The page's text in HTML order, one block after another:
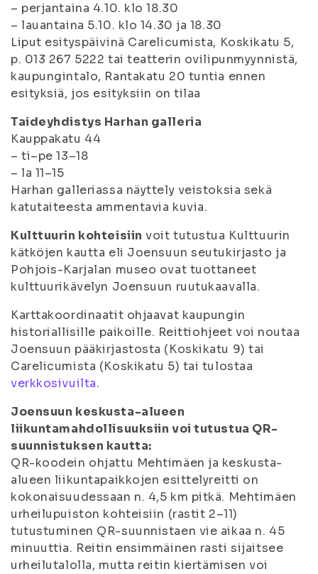
– perjantaina 4.10. klo 18.30
– lauantaina 5.10. klo 14.30 ja 18.30
Liput esityspäivinä Carelicumista, Koskikatu 5,
p. 013 267 5222 tai teatterin ovilipunmyynnistä,
kaupungintalo, Rantakatu 20 tuntia ennen
esityksiä, jos esityksiin on tilaa
Taideyhdistys Harhan galleria
Kauppakatu 44
– ti–pe 13–18
– la 11–15
Harhan galleriassa näyttely veistoksia sekä
katutaiteesta ammentavia kuvia.
Kulttuurin kohteisiin voit tutustua Kulttuurin
kätköjen kautta eli Joensuun seutukirjasto ja
Pohjois-Karjalan museo ovat tuottaneet
kulttuurikävelyn Joensuun ruutukaavalla.
Karttakoordinaatit ohjaavat kaupungin
historiallisille paikoille. Reittiohjeet voi noutaa
Joensuun pääkirjastosta (Koskikatu 9) tai
Carelicumista (Koskikatu 5) tai tulostaa
verkkosivuilta.
Joensuun keskusta-alueen
liikuntamahdollisuuksiin voi tutustua QR-
suunnistuksen kautta:
QR-koodein ohjattu Mehtimäen ja keskusta-
alueen liikuntapaikkojen esittelyreitti on
kokonaisuudessaan n. 4,5 km pitkä. Mehtimäen
urheilupuiston kohteisiin (rastit 2–11)
tutustuminen QR-suunnistaen vie aikaa n. 45
minuuttia. Reitin ensimmäinen rasti sijaitsee
urheilutalolla, mutta reitin kiertämisen voi